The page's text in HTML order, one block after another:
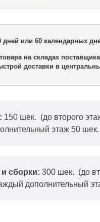
дней или 60 календарных
на складах поставщика
доставки в
150 шек. (до второго
этаж 50 шек.
сборки: 300 шек. (до
дополнительный